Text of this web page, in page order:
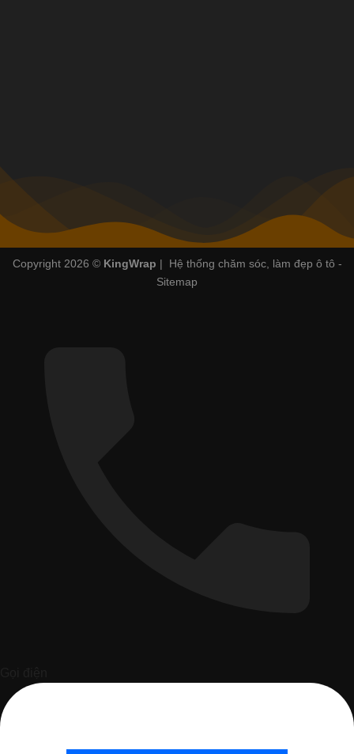
Copyright 2026 © KingWrap | Hệ thống chăm sóc, làm đẹp ô tô -
Sitemap